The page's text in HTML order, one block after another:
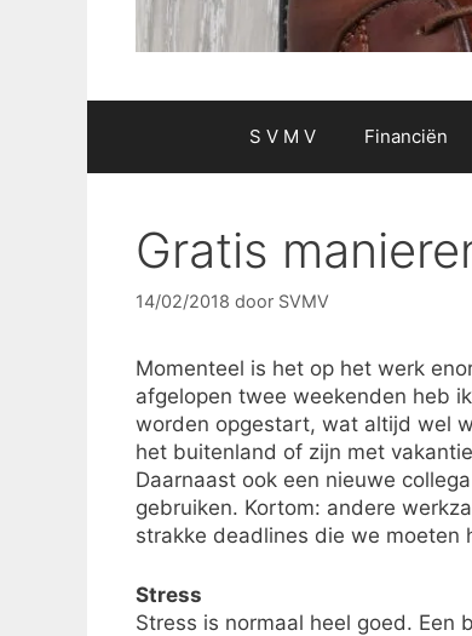
S V M V Financiën
Gratis
14/02/2018 door SVMV
Momenteel is het op het werk
afgelopen twee weekenden heb
worden opgestart, wat altijd wel
het buitenland of zijn met
Daarnaast ook een nieuwe
gebruiken. Kortom: andere
strakke deadlines die we moeten
Stress
Stress is normaal heel goed.